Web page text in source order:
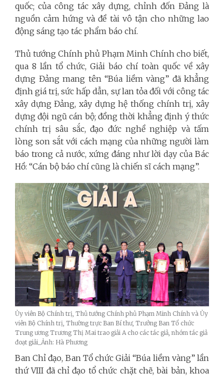
quốc; của công tác xây dựng, chỉnh đốn Đảng là
nguồn cảm hứng và đề tài vô tận cho những lao
động sáng tạo tác phẩm báo chí.
Thủ tướng Chính phủ Phạm Minh Chính cho biết,
qua 8 lần tổ chức, Giải báo chí toàn quốc về xây
dựng Đảng mang tên “Búa liềm vàng” đã khẳng
định giá trị, sức hấp dẫn, sự lan tỏa đối với công tác
xây dựng Đảng, xây dựng hệ thống chính trị, xây
dựng đội ngũ cán bộ; đồng thời khẳng định ý thức
chính trị sâu sắc, đạo đức nghề nghiệp và tấm
lòng son sắt với cách mạng của những người làm
báo trong cả nước, xứng đáng như lời dạy của Bác
Hồ: “Cán bộ báo chí cũng là chiến sĩ cách mạng”.
Ủy viên Bộ Chính trị, Thủ tướng Chính phủ Phạm Minh Chính và Ủy
viên Bộ Chính trị, Thường trực Ban Bí thư, Trưởng Ban Tổ chức
Trung ương Trương Thị Mai trao giải A cho các tác giả, nhóm tác giả
đoạt giải_Ảnh: Hà Phương
Ban Chỉ đạo, Ban Tổ chức Giải “Búa liềm vàng” lần
thứ VIII đã chỉ đạo tổ chức chặt chẽ, bài bản, khoa